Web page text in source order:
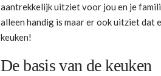
aantrekkelijk uitziet voor jou en je
alleen handig is maar er ook uitziet dat
keuken!
De basis van de keuken